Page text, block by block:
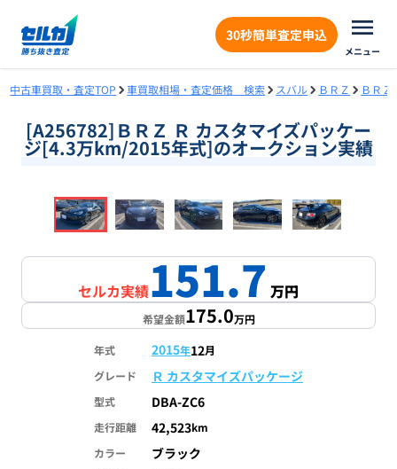
30秒簡単査定申込
メニュー
中古車買取・査定TOP 車買取相場・査定価格 検索 スバル ＢＲＺ ＢＲＺ
[A256782]ＢＲＺ Ｒ カスタマイズパッケー
ジ[4.3万km/2015年式]のオークション実績
1/18
セルカ実績151.7万円
希望金額175.0万円
年式 2015年12月
グレード
Ｒ カスタマイズパッケージ
型式 DBA-ZC6
走行距離 42,523km
カラー
ブラック